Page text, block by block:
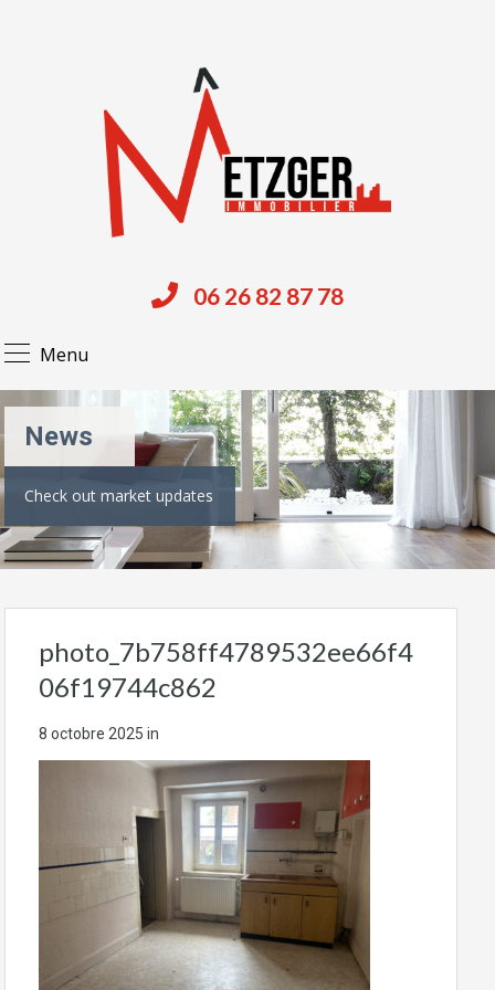
Menu
06 26 82 87 78
News
Check out market updates
photo_7b758ff4789532ee66f4
06f19744c862
8 octobre 2025 in